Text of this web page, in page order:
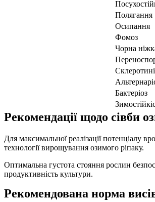
Полягання
Осипання
Фомоз
Чорна
Бактеріоз
Рекомендації щодо сівби
Для максимальної реалізації потенціалу
технології вирощування озимого ріпаку.
Оптимальна густота стояння рослин
продуктивність культури.
Рекомендована норма